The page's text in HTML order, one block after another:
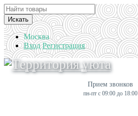
Искать
Москва
Вход Регистрация
Прием звонков
пн-пт с 09:00 до 18:00